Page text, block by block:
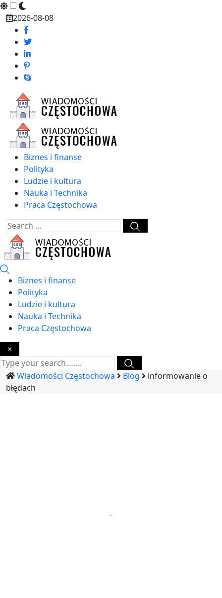
Skip
content
2026-08-08
Biznes i finanse
Polityka
Ludzie i kultura
Nauka i Technika
Praca Częstochowa
Biznes i finanse
Polityka
Ludzie i kultura
Nauka i Technika
Praca Częstochowa
×
Wiadomości Częstochowa Blog
informowanie o
błędach